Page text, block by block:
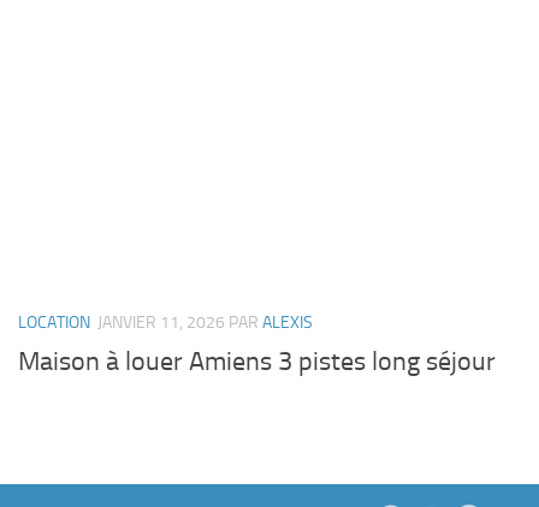
LOCATION JANVIER 11, 2026 PAR ALEXIS
Maison à louer Amiens 3 pistes long séjour